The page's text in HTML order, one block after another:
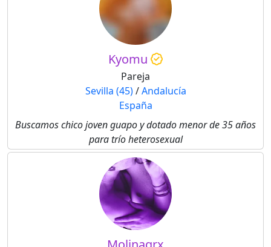
Kyomu
Pareja
Sevilla (45)/Andalucía
España
Buscamos chico joven guapo y dotado menor de 35 años
para trío heterosexual